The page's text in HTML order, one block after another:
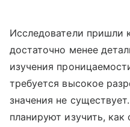
Исследователи пришли
достаточно менее
изучения
требуется высокое
значения не
планируют изучить, как